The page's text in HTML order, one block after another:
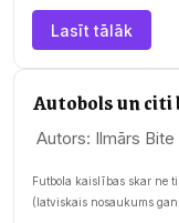
Lasīt tālāk
Autobols un citi
Autors: Ilmārs Bite |
Futbola kaislības skar ne
(latviskais nosaukums